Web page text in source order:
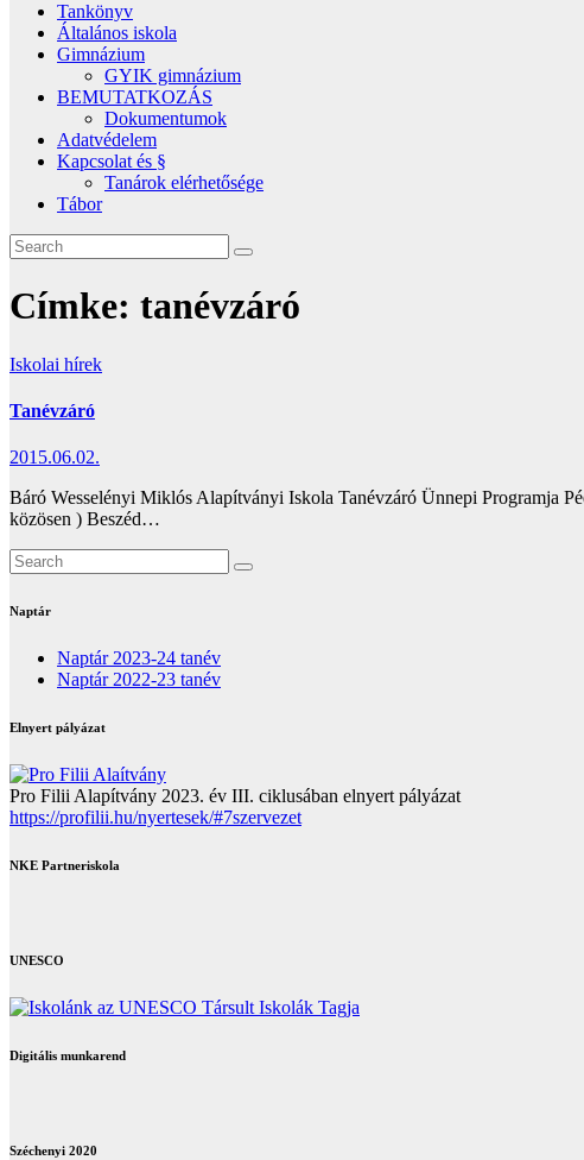
Tankönyv
Általános iskola
Gimnázium
GYIK gimnázium
BEMUTATKOZÁS
Dokumentumok
Adatvédelem
Kapcsolat és §
Tanárok elérhetősége
Tábor
Címke: tanévzáró
Iskolai hírek
Tanévzáró
2015.06.02.
Báró Wesselényi Miklós Alapítványi Iskola Tanévzáró Ünnepi Programja
közösen ) Beszéd…
Naptár
Naptár 2023-24 tanév
Naptár 2022-23 tanév
Elnyert pályázat
Pro Filii Alapítvány 2023. év III. ciklusában elnyert pályázat
https://profilii.hu/nyertesek/#7szervezet
NKE Partneriskola
UNESCO
Digitális munkarend
Széchenyi 2020